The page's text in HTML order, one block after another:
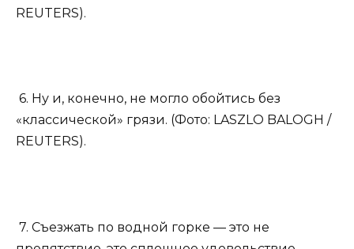
REUTERS).
6. Ну и, конечно, не могло обойтись без
«классической» грязи. (Фото: LASZLO BALOGH /
REUTERS).
7. Съезжать по водной горке — это не